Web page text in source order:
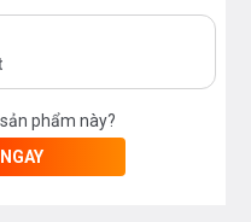
phẩm này?